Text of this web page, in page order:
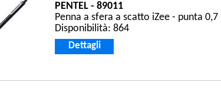
PENTEL - 89011
Penna a sfera a scatto iZee - punta
Disponibilità: 864
Dettagli